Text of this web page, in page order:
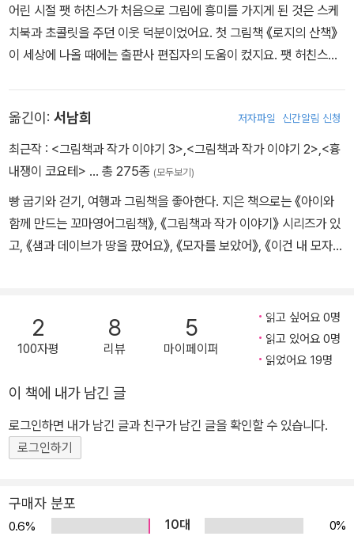
의태어를 잘 살린 번역이 읽는 맛을 한껏 돋구었다.
어린 시절 팻 허친스가 처음으로 그림에 흥미를 가지게 된 것은 스케
치북과 초콜릿을 주던 이웃 덕분이었어요. 첫 그림책 《로지의 산책》
이 세상에 나올 때에는 출판사 편집자의 도움이 컸지요. 팻 허친스의
준 거예요. 팻 허친스는 1975년에 《바람이 불었어》로 ‘케이트 그린
어웨이 상Kate Greenaway Award’을 받았으며 《티치》, 《생일 축
하해, 샘!》, 《로지의 병아리》 등 40여 권이 넘는 그림책과 동화책을
는 유머 감각, 그리고 스토리텔러로서의 기지가 넘친답니다.
옮긴이: 서남희 저자파일 신간알림 신청
최근작 : <그림책과 작가 이야기 3>,<그림책과 작가 이야기 2>,<흉
내쟁이 코요테> … 총 275종 (모두보기)
빵 굽기와 걷기, 여행과 그림책을 좋아한다. 지은 책으로는 《아이와
함께 만드는 꼬마영어그림책》, 《그림책과 작가 이야기》 시리즈가 있
고, 《샘과 데이브가 땅을 팠어요》, 《모자를 보았어》, 《이건 내 모자가
2
100자평
8
리뷰
5
마이페이퍼
읽고 싶어요 0명
읽고 있어요 0명
읽었어요 19명
이 책에 내가 남긴 글
로그인하면 내가 남긴 글과 친구가 남긴 글을 확인할 수 있습니다.
로그인하기
구매자 분포
0.6% 10대
0%